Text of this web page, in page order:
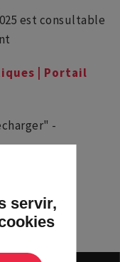
est consultable
| Portail
-
10 04 25"
servir,